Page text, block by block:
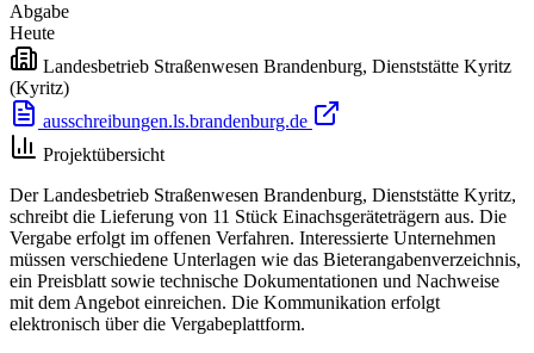
Abgabe
Heute
Landesbetrieb Straßenwesen Brandenburg, Dienststätte Kyritz
(Kyritz)
ausschreibungen.ls.brandenburg.de
Projektübersicht
Der Landesbetrieb Straßenwesen Brandenburg, Dienststätte Kyritz,
schreibt die Lieferung von 11 Stück Einachsgeräteträgern aus. Die
Vergabe erfolgt im offenen Verfahren. Interessierte Unternehmen
müssen verschiedene Unterlagen wie das Bieterangabenverzeichnis,
ein Preisblatt sowie technische Dokumentationen und Nachweise
mit dem Angebot einreichen. Die Kommunikation erfolgt
elektronisch über die Vergabeplattform.